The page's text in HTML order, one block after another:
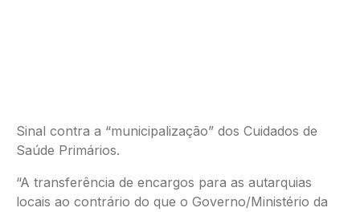
Sinal contra a “municipalização” dos Cuidados de
Saúde Primários.
“A transferência de encargos para as autarquias
locais ao contrário do que o Governo/Ministério da